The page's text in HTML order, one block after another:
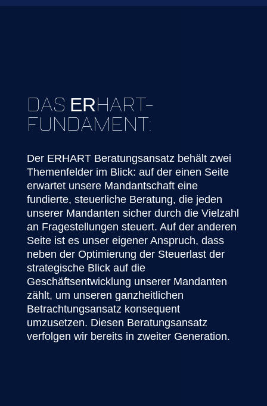
DAS ERHART-
FUNDAMENT:
Der ERHART Beratungsansatz behält zwei
Themenfelder im Blick: auf der einen Seite
erwartet unsere Mandantschaft eine
fundierte, steuerliche Beratung, die jeden
unserer Mandanten sicher durch die Vielzahl
an Fragestellungen steuert. Auf der anderen
Seite ist es unser eigener Anspruch, dass
neben der Optimierung der Steuerlast der
strategische Blick auf die
Geschäftsentwicklung unserer Mandanten
zählt, um unseren ganzheitlichen
Betrachtungsansatz konsequent
umzusetzen. Diesen Beratungsansatz
verfolgen wir bereits in zweiter Generation.